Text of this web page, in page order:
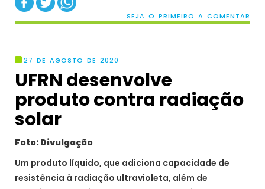
SEJA O PRIMEIRO A COMENTAR
27 DE AGOSTO DE 2020
UFRN desenvolve
produto contra radiação
solar
Foto: Divulgação
Um produto líquido, que adiciona capacidade de
resistência à radiação ultravioleta, além de